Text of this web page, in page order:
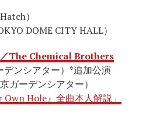
）
DOME CITY HALL）
The Chemical Brothers
ンシアター）*追加公演
ーデンシアター）
Hole』全曲本人解説」